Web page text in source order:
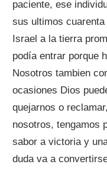
paciente, ese
sus ultimos
Israel a la tierra
podía entrar porque
Nosotros tambien
ocasiones Dios
quejarnos o
nosotros, tengamos
sabor a victoria y
duda va a